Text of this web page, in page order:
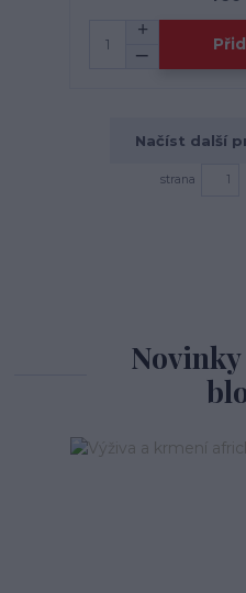
Načíst další
strana
Novinky